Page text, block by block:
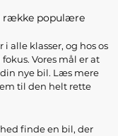
række populære
alle klasser, og hos os
Vores mål er at
nye bil. Læs mere
til den helt rette
finde en bil, der